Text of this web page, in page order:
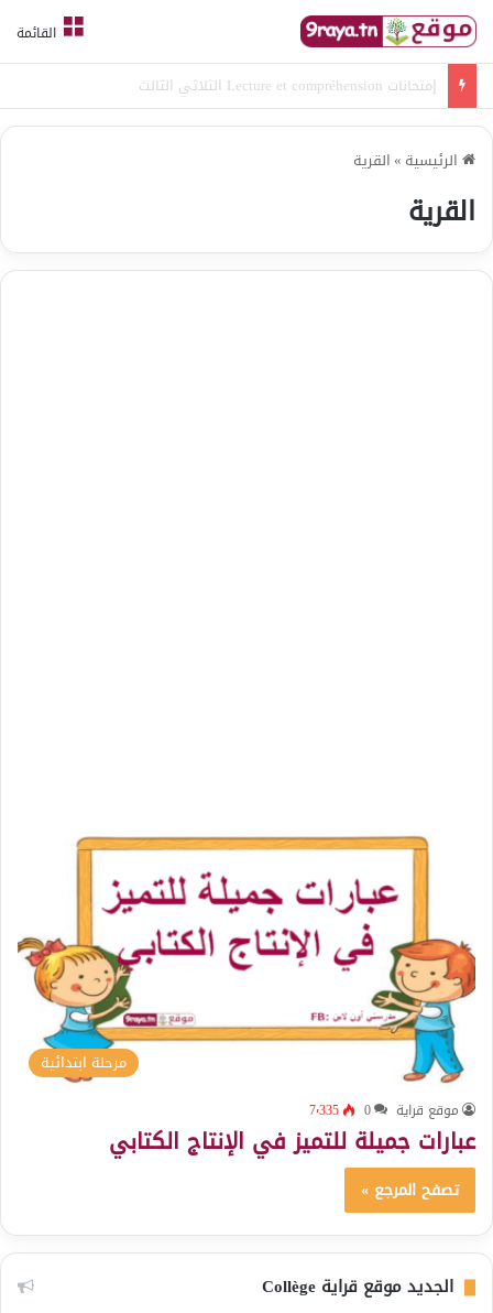
القائمة
امتحانات قواعد لغة الثلاثي الثالث
الرئيسية »القرية
القرية
مرحلة ابتدائية
موقع قراية 0 7٬335
عبارات جميلة للتميز في الإنتاج الكتابي
تصفح المرجع »
الجديد موقع قراية Collège